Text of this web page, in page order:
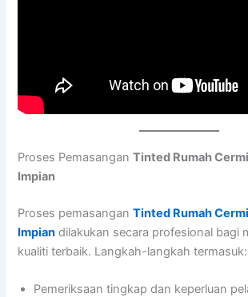
Proses PemasanganTinted Rumah
Impian
Proses pemasanganTinted Rumah
Impian dilakukan secara profesional bagi
kualiti terbaik. Langkah-langkah termasuk:
Pemeriksaan tingkap dan keperluan